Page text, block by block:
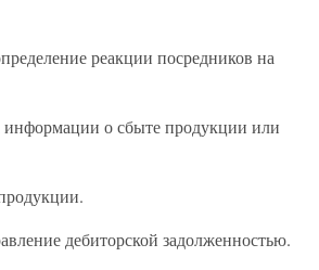
реакции посредников на
информации о сбыте продукции или
дебиторской задолженностью.